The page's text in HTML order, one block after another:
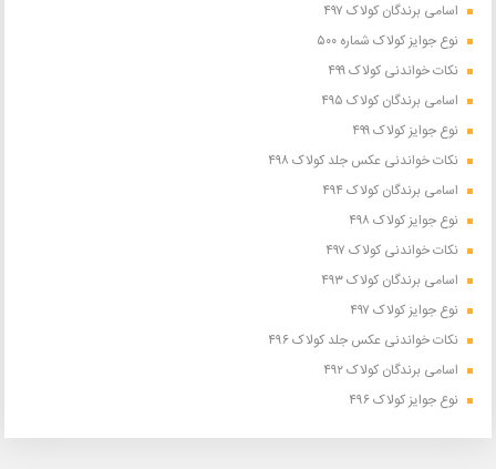
اسامی برندگان کولاک ۴۹۷
نوع جوایز کولاک شماره ۵۰۰
نکات خواندنی کولاک ۴۹۹
اسامی برندگان کولاک ۴۹۵
نوع جوایز کولاک ۴۹۹
نکات خواندنی عکس جلد کولاک ۴۹۸
اسامی برندگان کولاک ۴۹۴
نوع جوایز کولاک ۴۹۸
نکات خواندنی کولاک ۴۹۷
اسامی برندگان کولاک ۴۹۳
نوع جوایز کولاک ۴۹۷
نکات خواندنی عکس جلد کولاک ۴۹۶
اسامی برندگان کولاک ۴۹۲
نوع جوایز کولاک ۴۹۶